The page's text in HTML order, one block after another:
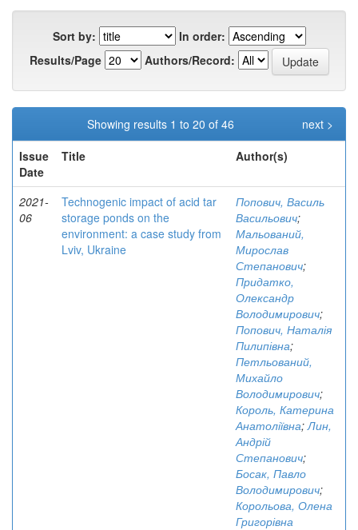
Sort by:
In order:
Results/Page
Authors/Record:
Showing results 1 to 20 of 46
next >
Issue
Date
Title Author(s)
2021-
06
Technogenic impact of acid tar
storage ponds on the
environment: a case study from
Lviv, Ukraine
Попович, Василь
Васильович;
Мальований,
Мирослав
Степанович;
Придатко,
Олександр
Володимирович;
Попович, Наталія
Пилипівна;
Петльований,
Михайло
Володимирович;
Король, Катерина
Анатоліївна;Лин,
Андрій
Степанович;
Босак, Павло
Володимирович;
Корольова, Олена
Григорівна